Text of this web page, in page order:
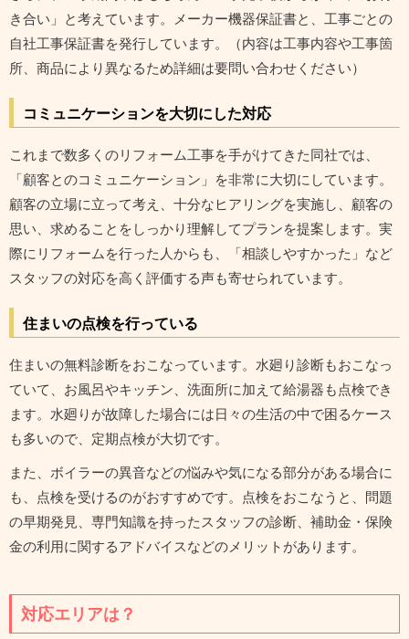
き合い」と考えています。メーカー機器保証書と、工事ごとの
自社工事保証書を発行しています。（内容は工事内容や工事箇
所、商品により異なるため詳細は要問い合わせください）
コミュニケーションを大切にした対応
これまで数多くのリフォーム工事を手がけてきた同社では、
「顧客とのコミュニケーション」を非常に大切にしています。
顧客の立場に立って考え、十分なヒアリングを実施し、顧客の
思い、求めることをしっかり理解してプランを提案します。実
際にリフォームを行った人からも、「相談しやすかった」など
スタッフの対応を高く評価する声も寄せられています。
住まいの点検を行っている
住まいの無料診断をおこなっています。水廻り診断もおこなっ
ていて、お風呂やキッチン、洗面所に加えて給湯器も点検でき
ます。水廻りが故障した場合には日々の生活の中で困るケース
も多いので、定期点検が大切です。
また、ボイラーの異音などの悩みや気になる部分がある場合に
も、点検を受けるのがおすすめです。点検をおこなうと、問題
の早期発見、専門知識を持ったスタッフの診断、補助金・保険
金の利用に関するアドバイスなどのメリットがあります。
対応エリアは？